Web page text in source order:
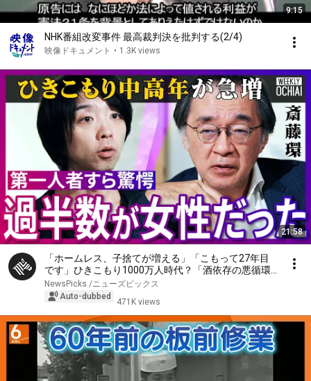
9:15
NHK番組改変事件 最高裁判決を批判する(2/4)
映像ドキュメント • 1.3K views
21:58
「ホームレス、子捨てが増える」「こもって27年目
です」ひきこもり1000万人時代？「酒依存の悪循環
と同じ」第一人者、斎藤環が明かす実態…子ども、家
族への対応、不登校の３大原因、孤独死の懸念【落合
NewsPicks /ニューズピックス
Auto-dubbed
471K views